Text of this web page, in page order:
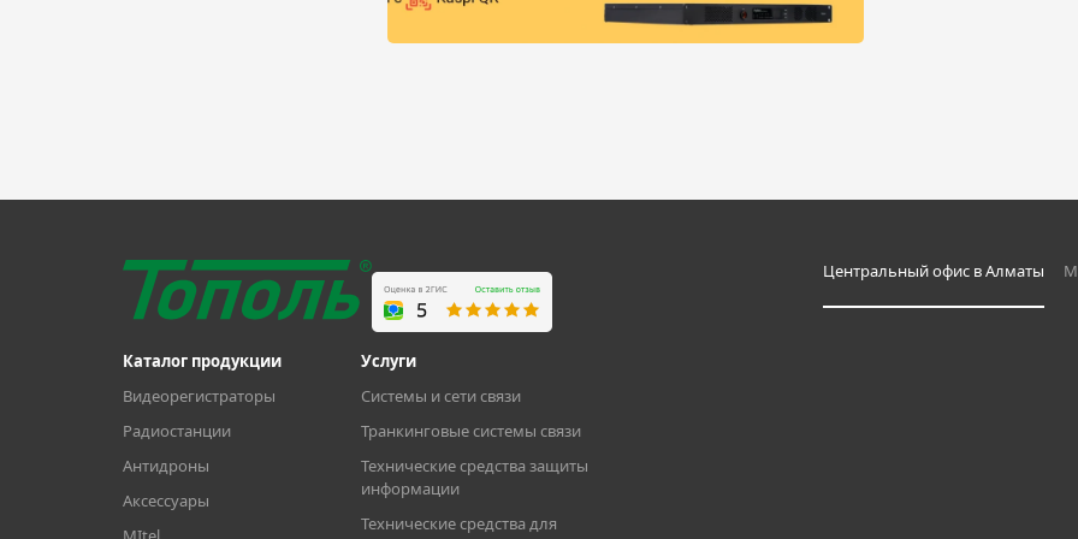
Каталог продукции
Видеорегистраторы
Радиостанции
Антидроны
Аксессуары
Услуги
Системы и сети связи
Транкинговые системы связи
Технические средства защиты
информации
Технические средства для
Центральный офис в Алматы